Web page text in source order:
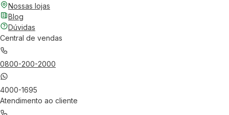
Nossas lojas
Blog
Dúvidas
Central de vendas
0800-200-2000
4000-1695
Atendimento ao cliente